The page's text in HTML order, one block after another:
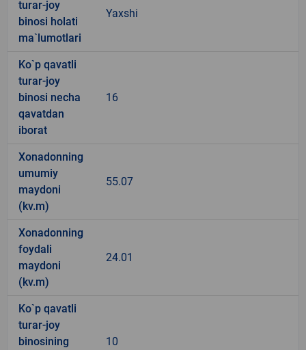
turar-joy
binosi holati
ma`lumotlari
Yaxshi
Ko`p qavatli
turar-joy
binosi necha
qavatdan
iborat
16
Xonadonning
umumiy
maydoni
(kv.m)
55.07
Xonadonning
foydali
maydoni
(kv.m)
24.01
Ko`p qavatli
turar-joy
binosining
10